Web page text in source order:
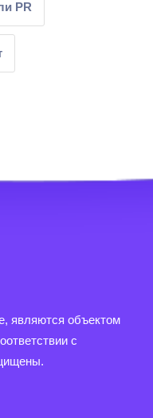
PR
являются объектом
с